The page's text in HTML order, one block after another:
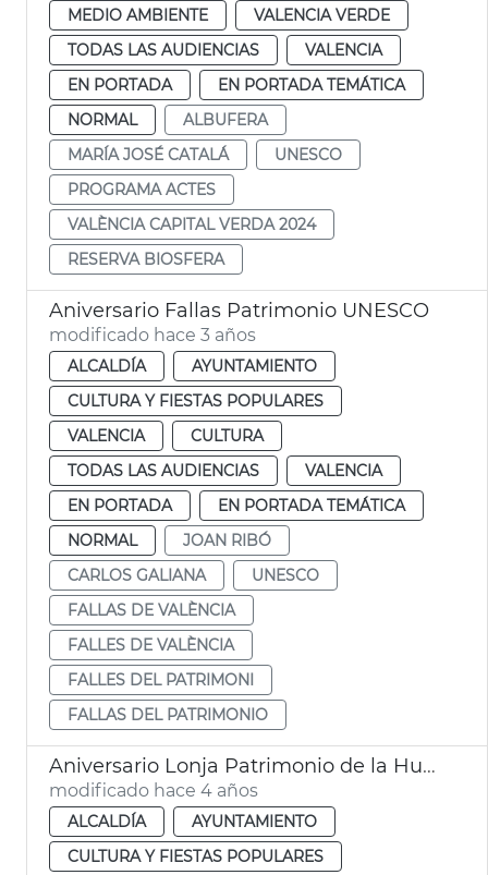
MEDIO AMBIENTE
VALENCIA VERDE
TODAS LAS AUDIENCIAS
VALENCIA
EN PORTADA
EN PORTADA TEMÁTICA
NORMAL
ALBUFERA
MARÍA JOSÉ CATALÁ
UNESCO
PROGRAMA ACTES
VALÈNCIA CAPITAL VERDA 2024
RESERVA BIOSFERA
Aniversario Fallas Patrimonio UNESCO
modificado hace 3 años
ALCALDÍA
AYUNTAMIENTO
CULTURA Y FIESTAS POPULARES
VALENCIA
CULTURA
TODAS LAS AUDIENCIAS
VALENCIA
EN PORTADA
EN PORTADA TEMÁTICA
NORMAL
JOAN RIBÓ
CARLOS GALIANA
UNESCO
FALLAS DE VALÈNCIA
FALLES DE VALÈNCIA
FALLES DEL PATRIMONI
FALLAS DEL PATRIMONIO
Aniversario Lonja Patrimonio de la Humanidad
modificado hace 4 años
ALCALDÍA
AYUNTAMIENTO
CULTURA Y FIESTAS POPULARES